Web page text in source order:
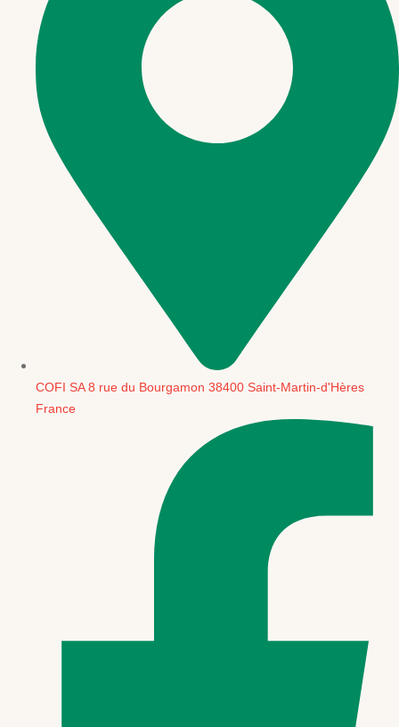
COFI SA 8 rue du Bourgamon 38400 Saint-Martin-d'Hères
France